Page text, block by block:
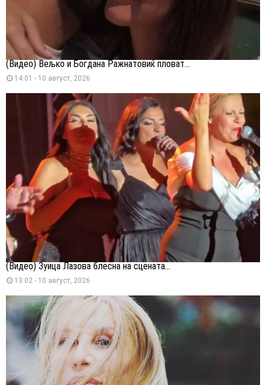
(Видео) Вељко и Богдана Ражнатовиќ пловат...
14:01 - 10 август, 2026
(Видео) Зуица Лазова блесна на сцената...
13:02 - 10 август, 2026